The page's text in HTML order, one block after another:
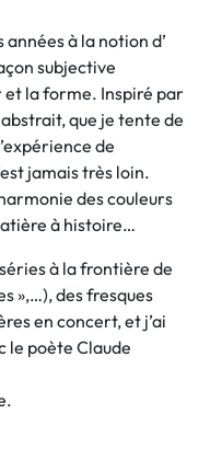
à la notion d’
subjective
et la forme. Inspiré par
que je tente de
de
jamais très loin.
des couleurs
à histoire…
à la frontière de
»,…), des fresques
en concert, et j’ai
le poète Claude